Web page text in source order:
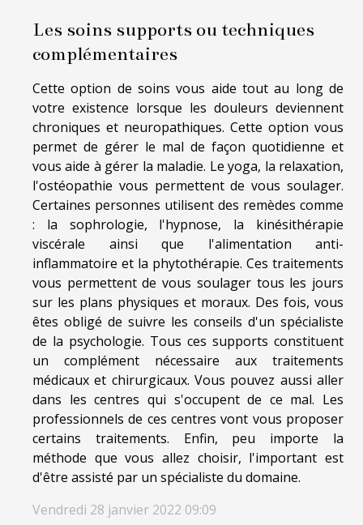
Les soins supports ou techniques
complémentaires
Cette option de soins vous aide tout au long de
votre existence lorsque les douleurs deviennent
chroniques et neuropathiques. Cette option vous
permet de gérer le mal de façon quotidienne et
vous aide à gérer la maladie. Le yoga, la relaxation,
l'ostéopathie vous permettent de vous soulager.
Certaines personnes utilisent des remèdes comme
: la sophrologie, l'hypnose, la kinésithérapie
viscérale ainsi que l'alimentation anti-
inflammatoire et la phytothérapie. Ces traitements
vous permettent de vous soulager tous les jours
sur les plans physiques et moraux. Des fois, vous
êtes obligé de suivre les conseils d'un spécialiste
de la psychologie. Tous ces supports constituent
un complément nécessaire aux traitements
médicaux et chirurgicaux. Vous pouvez aussi aller
dans les centres qui s'occupent de ce mal. Les
professionnels de ces centres vont vous proposer
certains traitements. Enfin, peu importe la
méthode que vous allez choisir, l'important est
d'être assisté par un spécialiste du domaine.
Vendredi 28 janvier 2022 09:09